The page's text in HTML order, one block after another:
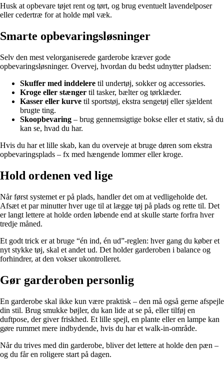
Husk at opbevare tøjet rent og tørt, og brug eventuelt lavendelposer
eller cedertræ for at holde møl væk.
Smarte opbevaringsløsninger
Selv den mest velorganiserede garderobe kræver gode
opbevaringsløsninger. Overvej, hvordan du bedst udnytter pladsen:
Skuffer med inddelere til undertøj, sokker og accessories.
Kroge eller stænger til tasker, bælter og tørklæder.
Kasser eller kurve til sportstøj, ekstra sengetøj eller sjældent
brugte ting.
Skoopbevaring – brug gennemsigtige bokse eller et stativ, så du
kan se, hvad du har.
Hvis du har et lille skab, kan du overveje at bruge døren som ekstra
opbevaringsplads – fx med hængende lommer eller kroge.
Hold ordenen ved lige
Når først systemet er på plads, handler det om at vedligeholde det.
Afsæt et par minutter hver uge til at lægge tøj på plads og rette til. Det
er langt lettere at holde orden løbende end at skulle starte forfra hver
tredje måned.
Et godt trick er at bruge “én ind, én ud”-reglen: hver gang du køber et
nyt stykke tøj, skal et andet ud. Det holder garderoben i balance og
forhindrer, at den vokser ukontrolleret.
Gør garderoben personlig
En garderobe skal ikke kun være praktisk – den må også gerne afspejle
din stil. Brug smukke bøjler, du kan lide at se på, eller tilføj en
duftpose, der giver friskhed. Et lille spejl, en plante eller en lampe kan
gøre rummet mere indbydende, hvis du har et walk-in-område.
Når du trives med din garderobe, bliver det lettere at holde den pæn –
og du får en roligere start på dagen.